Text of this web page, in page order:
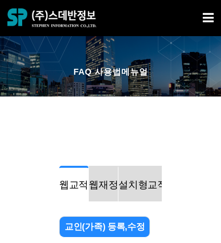
FAQ 사용법메뉴얼
웹교적 웹재정설치형교적
교인(가족) 등록,수정